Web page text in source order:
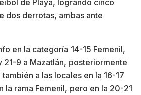
de Playa, logrando cinco
dos derrotas, ambas ante
en la categoría 14-15 Femenil,
21-9 a Mazatlán, posteriormente
a las locales en la 16-17
la rama Femenil, pero en la 20-21